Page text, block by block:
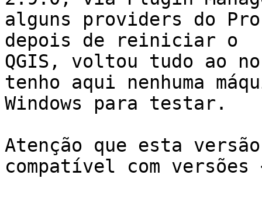
alguns providers do
depois de reiniciar o
QGIS, voltou tudo ao
tenho aqui nenhuma
Windows para testar.
Atenção que esta
compatível com versões